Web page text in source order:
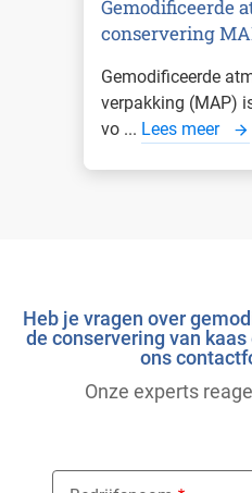
Gemodificeerde
conservering
Gemodificeerde
verpakking (MAP)
vo ... Lees meer
Heb je vragen over
de conservering van
ons
Onze experts